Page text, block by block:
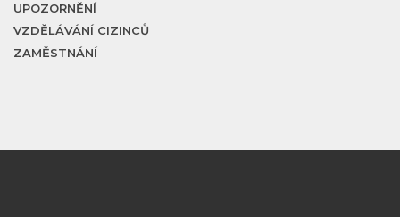
UPOZORNĚNÍ
VZDĚLÁVÁNÍ CIZINCŮ
ZAMĚSTNÁNÍ